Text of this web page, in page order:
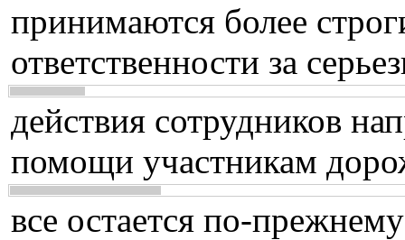
принимаются более
ответственности за
действия сотрудников
помощи участникам
все остается по-